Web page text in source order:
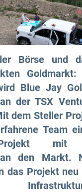
Börse und
Blue Jay
der TSX
dem Steller
Team
Projekt mit
an den Markt.
das Projekt